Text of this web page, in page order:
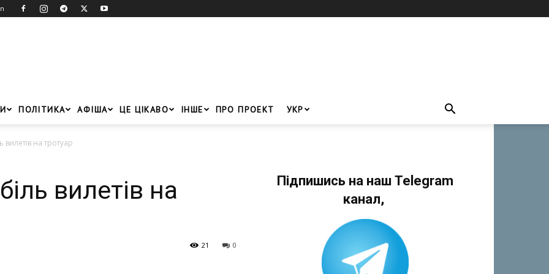
ПОЛІТИКА АФІША ЦЕ ЦІКАВО ІНШЕ ПРО ПРОЕКТ УКР
вилетів на тротуар
вилетів на
0
21
Підпишись на наш Telegram
канал,